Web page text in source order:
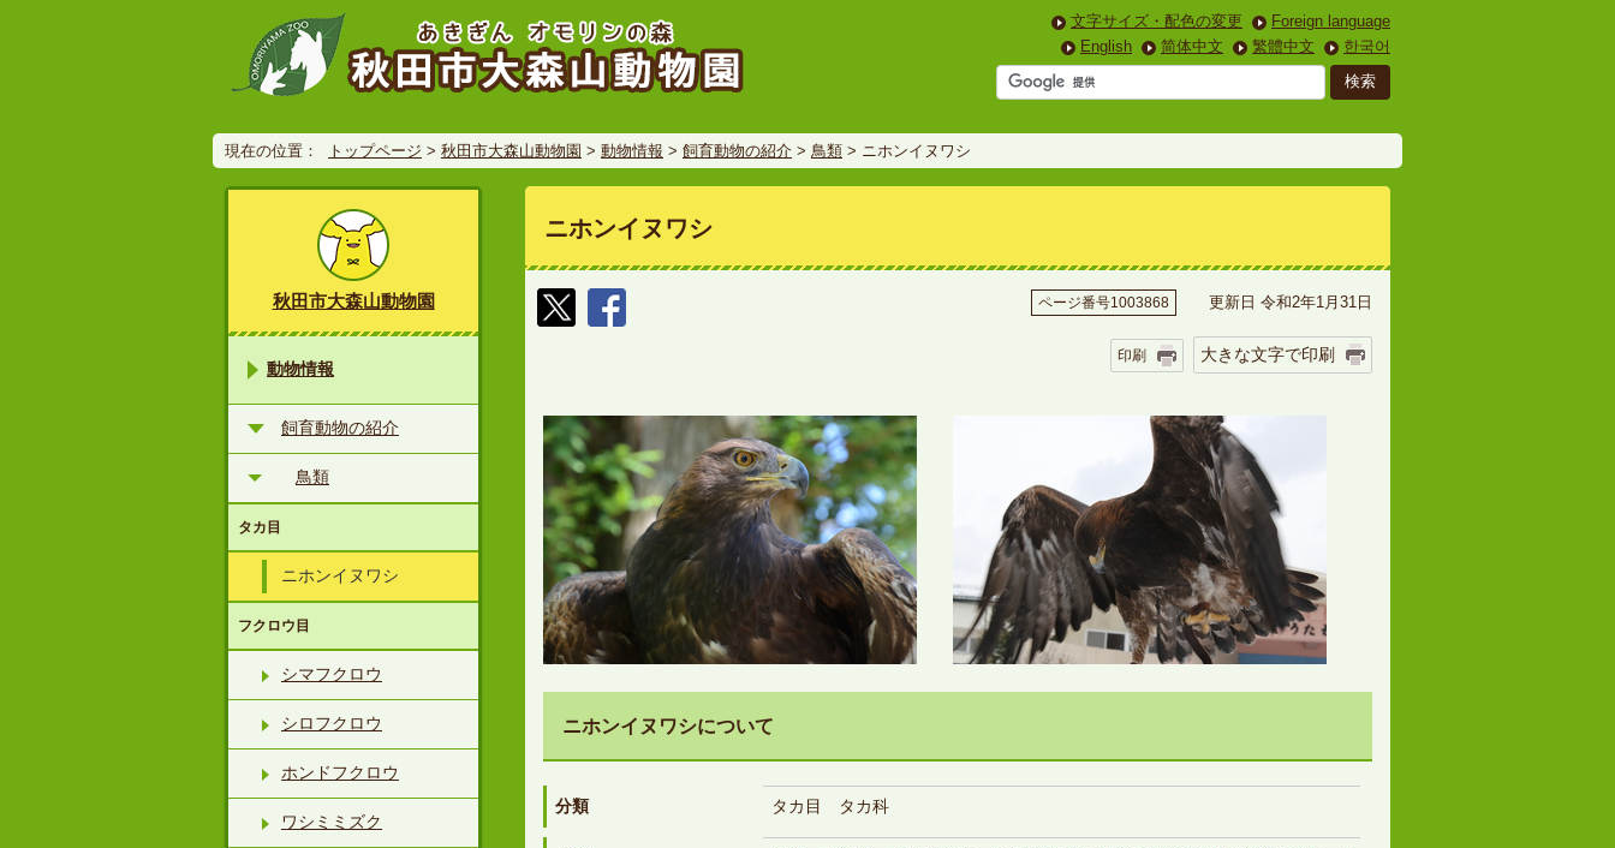
文字サイズ・配色の変更
Foreign language
English
简体中文 繁體中文 한국어
現在の位置： トップページ > 秋田市大森山動物園 > 動物情報 > 飼育動物の紹介 > 鳥類 > ニホンイヌワシ
ニホンイヌワシ
ページ番号1003868 更新日 令和2年1月31日
印刷 大きな文字で印刷
ニホンイヌワシについて
分類 タカ目 タカ科
秋田市大森山動物園
動物情報
飼育動物の紹介
鳥類
タカ目
ニホンイヌワシ
フクロウ目
シマフクロウ
シロフクロウ
ホンドフクロウ
ワシミミズク